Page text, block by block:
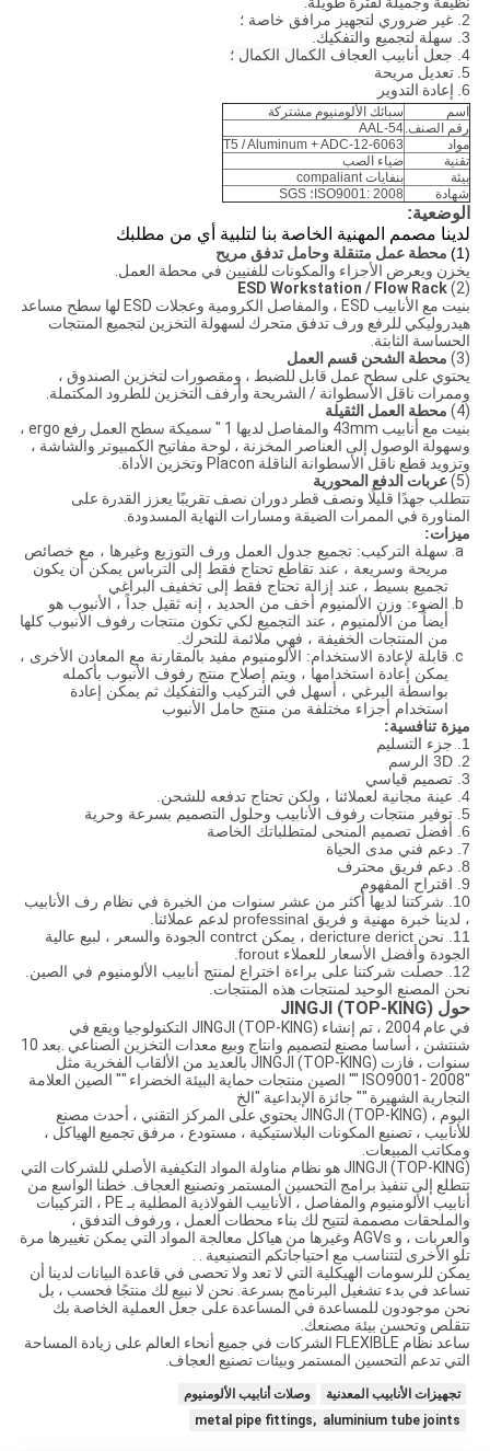
2. غير ضروري لتجهيز مرافق خاصة ؛
3. سهلة لتجميع والتفكيك.
4. جعل أنابيب العجاف الكمال الكمال ؛
5. تعديل مريحة
6. إعادة التدوير
اسم
سبائك الألومنيوم مشتركة
رقم الصنف.AAL-54
مواد
6063-T5 / Aluminum + ADC-12
تقنية
ضياء الصب
بيئة
بنفايات compaliant
شهادة
ISO9001: 2008؛ SGS
الوضعية:
لدينا مصمم المهنية الخاصة بنا لتلبية أي من مطلبك
(1)
محطة عمل متنقلة وحامل تدفق مريح
يخزن ويعرض الأجزاء والمكونات للفنيين في محطة العمل.
(2)
ESD Workstation / Flow Rack
بنيت مع الأنابيب ESD ، والمفاصل الكرومية وعجلات ESD لها سطح مساعد
هيدروليكي للرفع ورف تدفق متحرك لسهولة التخزين لتجميع المنتجات
الحساسة الثابتة.
(3)
محطة الشحن قسم العمل
يحتوي على سطح عمل قابل للضبط ، ومقصورات لتخزين الصندوق ،
وممرات ناقل الأسطوانة / الشريحة وأرفف التخزين للطرود المكتملة.
(4)
محطة العمل الثقيلة
بنيت مع أنابيب 43mm والمفاصل لديها 1 ″ سميكة سطح العمل رفع ergo ،
وسهولة الوصول إلى العناصر المخزنة ، لوحة مفاتيح الكمبيوتر والشاشة ،
وتزويد قطع ناقل الأسطوانة الناقلة Placon وتخزين الأداة.
(5)
عربات الدفع المحورية
تتطلب جهدًا قليلًا ونصف قطر دوران نصف تقريبًا يعزز القدرة على
المناورة في الممرات الضيقة ومسارات النهاية المسدودة.
ميزات:
سهلة التركيب: تجميع جدول العمل ورف التوزيع وغيرها ، مع خصائص
مريحة وسريعة ، عند تقاطع تحتاج فقط إلى الترباس يمكن أن يكون
تجميع بسيط ، عند إزالة تحتاج فقط إلى تخفيف البراغي
الضوء: وزن الألمنيوم أخف من الحديد ، إنه ثقيل جداً ، الأنبوب هو
أيضاً من الألمنيوم ، عند التجميع لكي تكون منتجات رفوف الأنبوب كلها
من المنتجات الخفيفة ، فهي ملائمة للتحرك.
قابلة لإعادة الاستخدام: الألومنيوم مفيد بالمقارنة مع المعادن الأخرى ،
يمكن إعادة استخدامها ، ويتم إصلاح منتج رفوف الأنبوب بأكمله
بواسطة البرغي ، أسهل في التركيب والتفكيك ثم يمكن إعادة
استخدام أجزاء مختلفة من منتج حامل الأنبوب
ميزة تنافسية:
1. جزء التسليم
2. 3D الرسم
3. تصميم قياسي
4. عينة مجانية لعملائنا ، ولكن تحتاج تدفعه للشحن.
5. توفير منتجات رفوف الأنابيب وحلول التصميم بسرعة وحرية
6. أفضل تصميم المنحى لمتطلباتك الخاصة
7. دعم فني مدى الحياة
8. دعم فريق محترف
9. اقتراح المفهوم
10. شركتنا لديها أكثر من عشر سنوات من الخبرة في نظام رف الأنابيب
، لدينا خبرة مهنية و فريق professinal لدعم عملائنا.
11. نحن dericture derict ، يمكن contrct الجودة والسعر ، لبيع عالية
الجودة وأفضل الأسعار للعملاء forout.
12. حصلت شركتنا على براءة اختراع لمنتج أنابيب الألومنيوم في الصين.
نحن المصنع الوحيد لمنتجات هذه المنتجات.
حول JINGJI (TOP-KING)
في عام 2004 ، تم إنشاء JINGJI (TOP-KING) التكنولوجيا ويقع في
شنتشن ، أساسا مصنع لتصميم وانتاج وبيع معدات التخزين الصناعي .بعد 10
سنوات ، فازت JINGJI (TOP-KING) بالعديد من الألقاب الفخرية مثل
"ISO9001- 2008 "" الصين منتجات حماية البيئة الخضراء "" الصين العلامة
التجارية الشهيرة "" جائزة الإبداعية "الخ
اليوم ، JINGJI (TOP-KING) يحتوي على المركز التقني ، أحدث مصنع
للأنابيب ، تصنيع المكونات البلاستيكية ، مستودع ، مرفق تجميع الهياكل ،
ومكاتب المبيعات.
JINGJI (TOP-KING) هو نظام مناولة المواد التكيفية الأصلي للشركات التي
تتطلع إلى تنفيذ برامج التحسين المستمر وتصنيع العجاف. خطنا الواسع من
أنابيب الألومنيوم والمفاصل ، الأنابيب الفولاذية المطلية بـ PE ، التركيبات
والملحقات مصممة لتتيح لك بناء محطات العمل ، ورفوف التدفق ،
والعربات ، و AGVs وغيرها من هياكل معالجة المواد التي يمكن تغييرها مرة
تلو الأخرى لتتناسب مع احتياجاتكم التصنيعية . .
يمكن للرسومات الهيكلية التي لا تعد ولا تحصى في قاعدة البيانات لدينا أن
تساعد في بدء تشغيل البرنامج بسرعة. نحن لا نبيع لك منتجًا فحسب ، بل
نحن موجودون للمساعدة في المساعدة على جعل العملية الخاصة بك
تتقلص وتحسن بيئة مصنعك.
ساعد نظام FLEXIBLE الشركات في جميع أنحاء العالم على زيادة المساحة
التي تدعم التحسين المستمر وبيئات تصنيع العجاف.
تجهيزات الأنابيب المعدنية
وصلات أنابيب الألومنيوم
metal pipe fittings, aluminium tube joints